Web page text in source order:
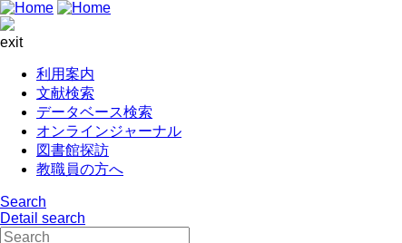
exit
利用案内
文献検索
データベース検索
オンラインジャーナル
図書館探訪
教職員の方へ
Search
Detail search